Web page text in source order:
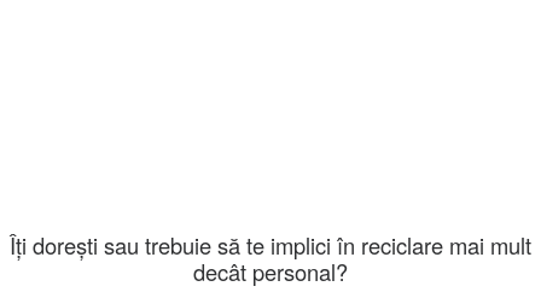
Îți dorești sau trebuie să te implici în reciclare mai mult
decât personal?